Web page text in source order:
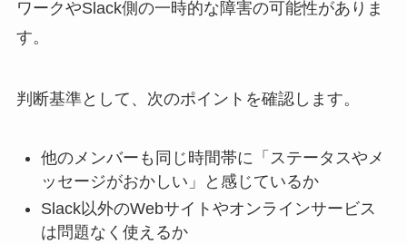
ワークやSlack側の一時的な障害の可能性がありま
す。
判断基準として、次のポイントを確認します。
他のメンバーも同じ時間帯に「ステータスやメ
ッセージがおかしい」と感じているか
Slack以外のWebサイトやオンラインサービス
は問題なく使えるか